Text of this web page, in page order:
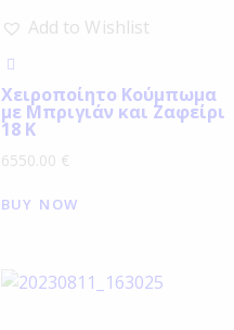
Add to Wishlist
Χειροποίητο Κούμπωμα
με Μπριγιάν και Ζαφείρι
18 Κ
6550.00 €
BUY NOW